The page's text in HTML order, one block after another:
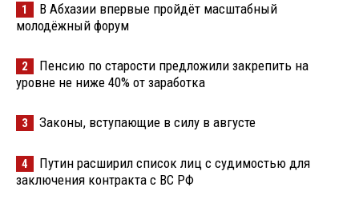
1
В Абхазии впервые пройдёт масштабный
молодёжный форум
2
Пенсию по старости предложили закрепить на
уровне не ниже 40% от заработка
3 Законы, вступающие в силу в августе
4
Путин расширил список лиц с судимостью для
заключения контракта с ВС РФ